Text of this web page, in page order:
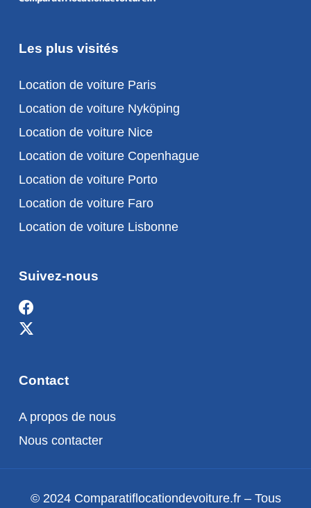
Les plus visités
Location de voiture Paris
Location de voiture Nyköping
Location de voiture Nice
Location de voiture Copenhague
Location de voiture Porto
Location de voiture Faro
Location de voiture Lisbonne
Suivez-nous
Contact
A propos de nous
Nous contacter
© 2024 Comparatiflocationdevoiture.fr – Tous